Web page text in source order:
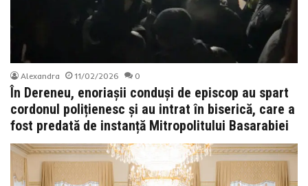
Alexandra 11/02/2026 0
În Dereneu, enoriașii conduși de episcop au spart
cordonul polițienesc și au intrat în biserică, care a
fost predată de instanță Mitropolitului Basarabiei